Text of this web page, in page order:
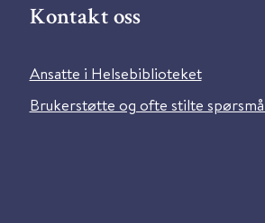
Kontakt oss
Ansatte i Helsebiblioteket
Brukerstøtte og ofte stilte